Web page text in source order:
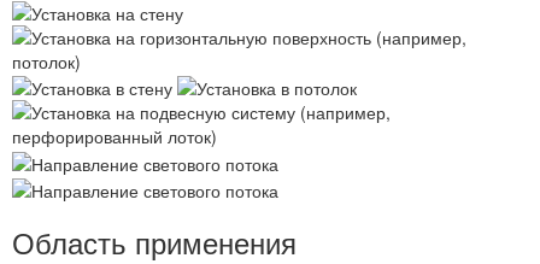
Область применения